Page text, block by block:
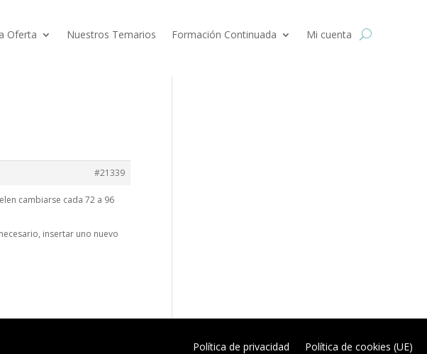
Oferta Nuestros Temarios Formación Continuada Mi cuenta
#21339
cambiarse cada 72 a 96
insertar uno nuevo
Política de privacidad Política de cookies (UE)